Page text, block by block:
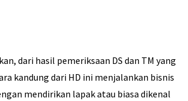
dari hasil pemeriksaan DS dan TM yang
kandung dari HD ini menjalankan bisnis
mendirikan lapak atau biasa dikenal